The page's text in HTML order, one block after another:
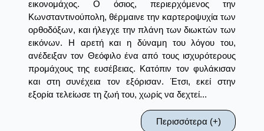
εικονομάχος. Ο όσιος, περιερχόμενος την
Κωνσταντινούπολη, θέρμαινε την καρτεροψυχία των
ορθοδόξων, και ήλεγχε την πλάνη των διωκτών των
εικόνων. Η αρετή και η δύναμη του λόγου του,
ανέδειξαν τον Θεόφιλο ένα από τους ισχυρότερους
προμάχους της ευσέβειας. Κατόπιν τον φυλάκισαν
και στη συνέχεια τον εξόρισαν. Έτσι, εκεί στην
εξορία τελείωσε τη ζωή του, χωρίς να δεχτεί...
Περισσότερα (+)